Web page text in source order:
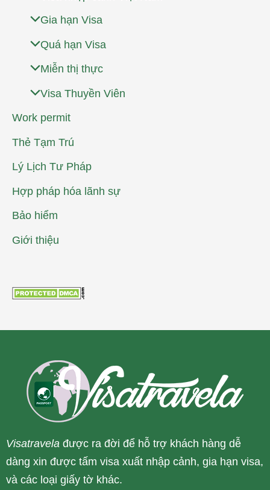
Gia hạn Visa
Quá hạn Visa
Miễn thị thực
Visa Thuyền Viên
Work permit
Thẻ Tạm Trú
Lý Lịch Tư Pháp
Hợp pháp hóa lãnh sự
Bảo hiểm
Giới thiệu
Visatravela được ra đời để hỗ trợ khách hàng dễ
dàng xin được tấm visa xuất nhập cảnh, gia hạn visa,
và các loại giấy tờ khác.